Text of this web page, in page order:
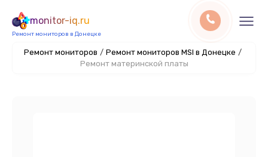
monitor-iq.ru
Ремонт мониторов в Донецке
Ремонт мониторов / Ремонт мониторов MSI в Донецке /
Ремонт материнской платы